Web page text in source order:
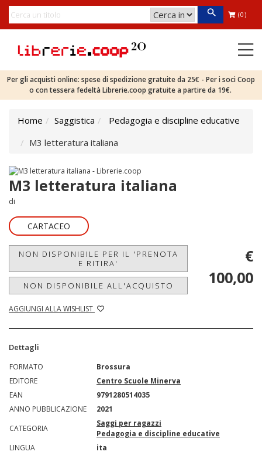
(0)
Per gli acquisti online: spese di spedizione gratuite da 25€ - Per i soci Coop
o con tessera fedeltà Librerie.coop gratuite a partire da 19€.
Home Saggistica
Pedagogia e discipline educative
M3 letteratura italiana
M3 letteratura italiana
di
CARTACEO
NON DISPONIBILE PER IL 'PRENOTA
E RITIRA'
NON DISPONIBILE ALL'ACQUISTO
AGGIUNGI ALLA WISHLIST
€
100,00
Dettagli
FORMATO
Brossura
EDITORE
Centro Scuole Minerva
EAN
9791280514035
ANNO PUBBLICAZIONE
2021
CATEGORIA
Saggi per ragazzi
Pedagogia e discipline educative
LINGUA
ita